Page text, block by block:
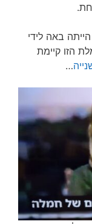
באה לידי
הזו קיימת
…